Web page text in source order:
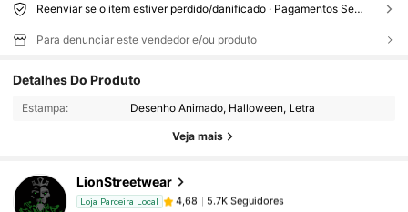
Reenviar se o item estiver perdido/danificado · Pagamentos Seguros · Proteção de privacidade
Para denunciar este vendedor e/ou produto
Detalhes Do Produto
Estampa: Desenho Animado, Halloween, Letra
Veja mais
LionStreetwear
Loja Parceira Local
4,68 5.7K Seguidores
4,68
5.7K Seguidores